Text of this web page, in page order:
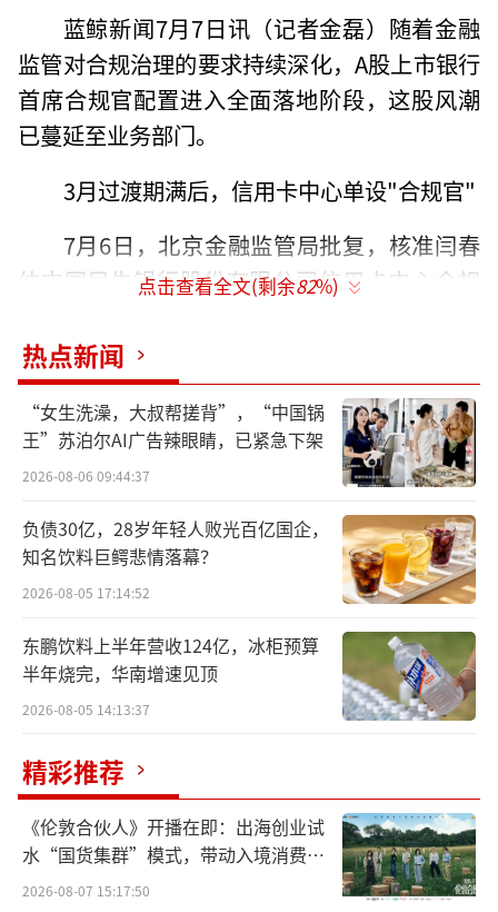
蓝鲸新闻7月7日讯（记者金磊）随着金融
监管对合规治理的要求持续深化，A股上市银行
首席合规官配置进入全面落地阶段，这股风潮
已蔓延至业务部门。
3月过渡期满后，信用卡中心单设"合规官"
7月6日，北京金融监管局批复，核准闫春
仲中国民生银行股份有限公司信用卡中心合规
官”在业内实属罕见。
闫春仲长期就职于民生银行信用卡中心，
先后任信用卡中心审计专家、法律合规总监、
纪委书记等职位。2025年3月，北京监管局核准
了闫春仲信用卡中心副总经理的任职资格。
回顾政策脉络，国家金融监督管理总局202
4年12月发布的《金融机构合规管理办法》。该
办法明确要求金融机构在总部层面设立首席合
规官，纳入高级管理人员序列，可由行长或其
他高级管理人员兼任，自2025年3月1日起施行
随着2026年3月过渡期届满，各家银行必须
在时限内完成合规架构调整，在过渡期收官前
后，银行业迎来了一轮密集的聘任潮。
点击查看全文(剩余82%)
热点新闻
“女生洗澡，大叔帮搓背”，“中国锅
王”苏泊尔AI广告辣眼睛，已紧急下架
2026-08-06 09:44:37
负债30亿，28岁年轻人败光百亿国企，
知名饮料巨鳄悲情落幕？
2026-08-05 17:14:52
东鹏饮料上半年营收124亿，冰柜预算
半年烧完，华南增速见顶
2026-08-05 14:13:37
精彩推荐
《伦敦合伙人》开播在即：出海创业试
水“国货集群”模式，带动入境消费反
向种草
2026-08-07 15:17:50